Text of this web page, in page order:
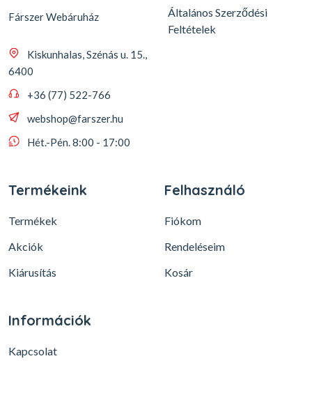
Fárszer Webáruház
Kiskunhalas, Szénás u. 15.,
6400
+36 (77) 522-766
webshop@farszer.hu
Hét.-Pén. 8:00 - 17:00
Általános Szerződési
Feltételek
Termékeink
Termékek
Akciók
Kiárusítás
Felhasználó
Fiókom
Rendeléseim
Kosár
Információk
Kapcsolat